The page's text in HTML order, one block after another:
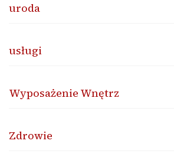
uroda
usługi
Wyposażenie Wnętrz
Zdrowie